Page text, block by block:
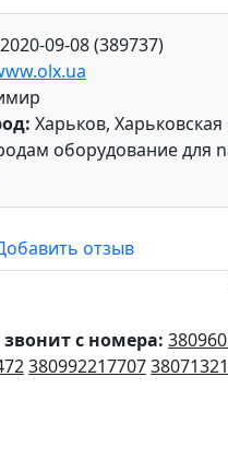
2020-09-08 (389737)
Харьков,
оборудование для
отзыв
с номера:
380992217707